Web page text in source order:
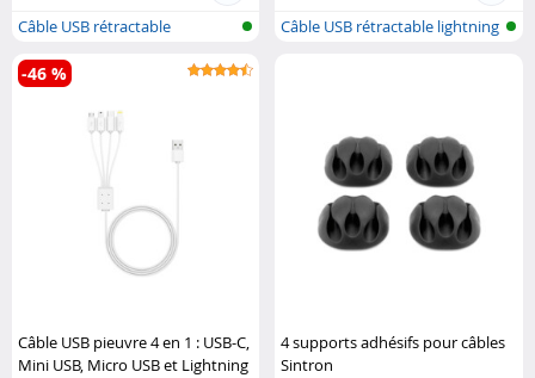
Câble USB rétractable
Câble USB rétractable lightning
Câble USB pieuvre 4 en 1 : USB-C,
Mini USB, Micro USB et Lightning
-46 %
4 supports adhésifs pour câbles
Sintron